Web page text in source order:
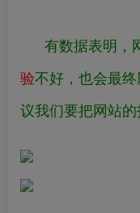
有数据表明，
验不好，也会最
议我们要把网站的